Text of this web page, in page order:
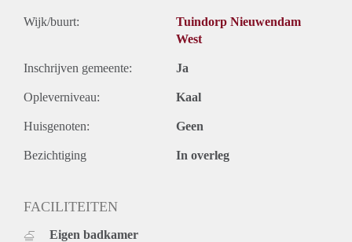
Wijk/buurt:
Tuindorp Nieuwendam
West
Inschrijven gemeente: Ja
Opleverniveau: Kaal
Huisgenoten: Geen
Bezichtiging In overleg
FACILITEITEN
Eigen badkamer